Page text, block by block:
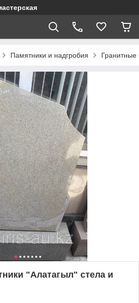
Памятники и надгробия Гранитные
"Алатагыл" стела и